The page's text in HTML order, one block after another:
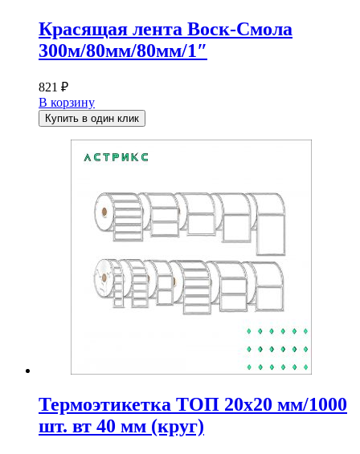
Красящая лента Воск-Смола
300м/80мм/80мм/1″
821 ₽
В корзину
Купить в один клик
Термоэтикетка ТОП 20х20 мм/1000
шт. вт 40 мм (круг)